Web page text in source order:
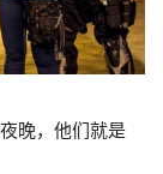
晚，他们就是